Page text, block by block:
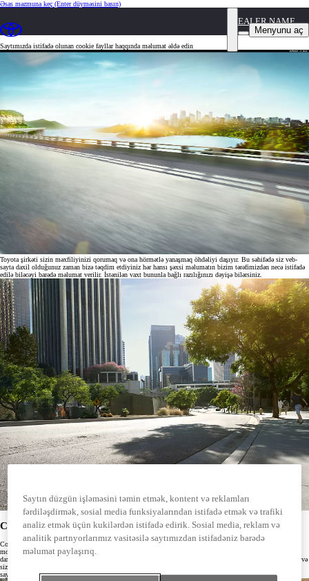
Əsas məzmuna keç (Enter düyməsini basın)
DEALER NAME
Menyunu aç
Cookie (kuki) fayllarla bağlı siyasətimiz
Saytımızda istifadə olunan cookie fayllar haqqında məlumat əldə edin
Toyota şirkəti sizin məxfiliyinizi qorumaq və ona hörmətlə yanaşmaq öhdəliyi daşıyır. Bu səhifədə siz veb-
sayta daxil olduğunuz zaman bizə təqdim etdiyiniz hər hansı şəxsi məlumatın bizim tərəfimizdən necə istifadə
edilə biləcəyi barədə məlumat verilir. İstənilən vaxt bununla bağlı razılığınızı dəyişə bilərsiniz.
Cookie fayl nədir?
Cookie fayl veb-səhifəmizdən göndərilən və siz bizim veb-saytımızdan istifadə edərkən veb-brauzerinizdə,
mobil telefonunuzda və ya başqa cihazınızda saxladığınız kiçik məlumat parçasıdır. O, növbəti dəfə səhifəyə
daxil olduğunuz zaman səhifədə cihazınızın tanınmasına kömək edir, müəyyən funksiyalara girişi təmin edir və
sizin veb-saytdakı fəaliyyətinizi başa düşür. Cookie fayllar geniş yayılmış veb-texnologiyadır - əksər veb-
saytlar kukilərdən istifadə edir.
Saytın düzgün işləməsini təmin etmək, kontent və reklamları
fərdiləşdirmək, sosial media funksiyalarından istifadə etmək və trafiki
analiz etmək üçün kukilərdən istifadə edirik. Sosial media, reklam və
analitik partnyorlarımız vasitəsilə saytımızdan istifadəniz barədə
məlumat paylaşırıq.